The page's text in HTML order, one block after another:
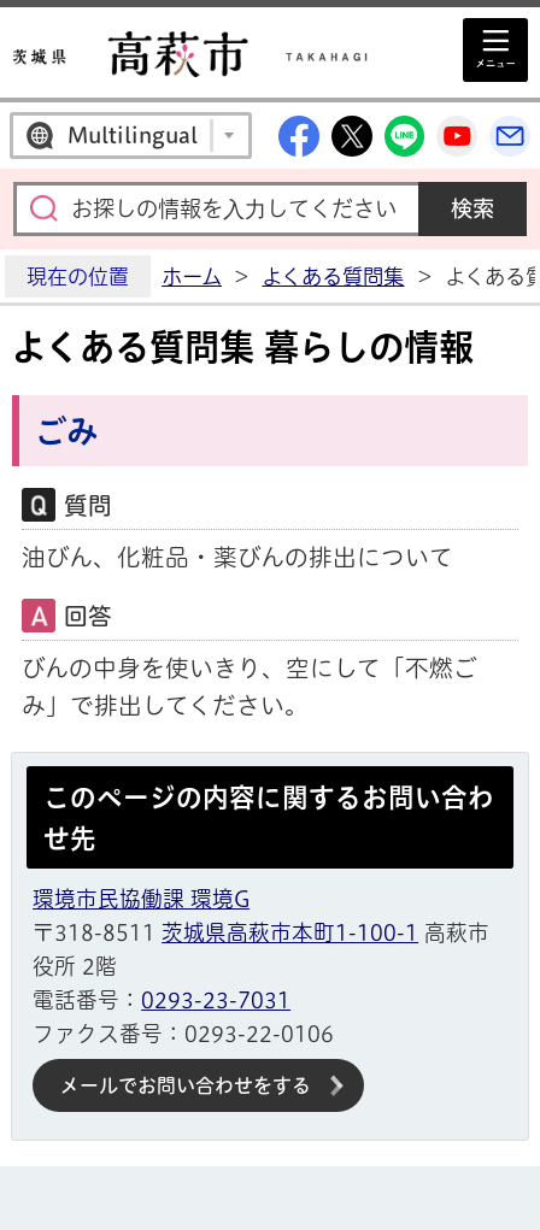
Multilingual 高萩市公式
高萩市公式X
高萩市
高
現在の位置 ホーム > よくある質問集 > よくある
よくある質問集 暮らしの情報
ごみ
質問
油びん、化粧品・薬びんの排出について
回答
びんの中身を使いきり、空にして「不燃ご
み」で排出してください。
このページの内容に関するお問い合わ
せ先
環境市民協働課 環境G
〒318-8511 茨城県高萩市本町1-100-1 高萩市
役所 2階
電話番号： 0293-23-7031
ファクス番号：0293-22-0106
メールでお問い合わせをする